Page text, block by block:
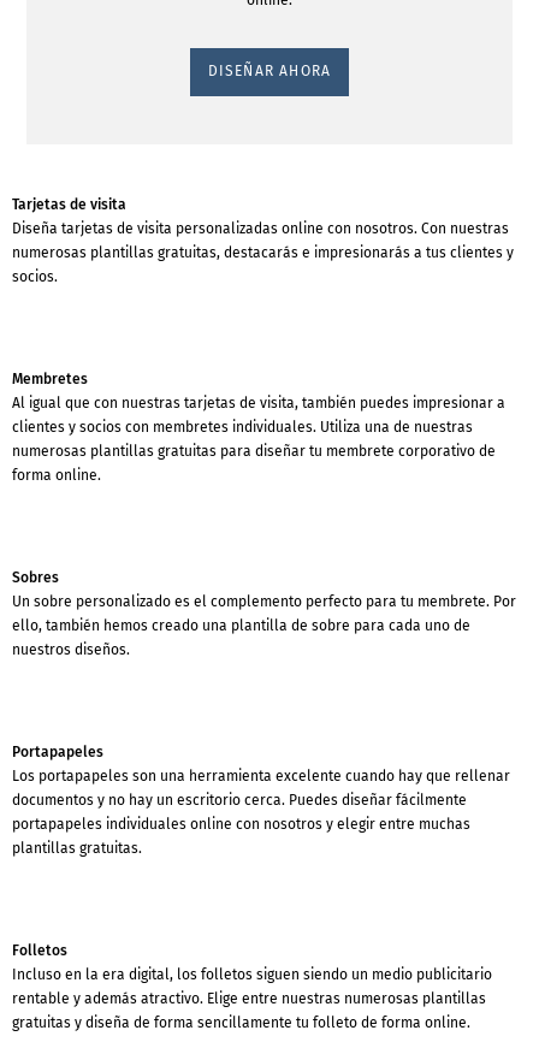
DISEÑAR AHORA
Tarjetas de visita
Diseña tarjetas de visita personalizadas online con nosotros. Con nuestras
numerosas plantillas gratuitas, destacarás e impresionarás a tus clientes y
socios.
Membretes
Al igual que con nuestras tarjetas de visita, también puedes impresionar a
clientes y socios con membretes individuales. Utiliza una de nuestras
numerosas plantillas gratuitas para diseñar tu membrete corporativo de
forma online.
Sobres
Un sobre personalizado es el complemento perfecto para tu membrete. Por
ello, también hemos creado una plantilla de sobre para cada uno de
nuestros diseños.
Portapapeles
Los portapapeles son una herramienta excelente cuando hay que rellenar
documentos y no hay un escritorio cerca. Puedes diseñar fácilmente
portapapeles individuales online con nosotros y elegir entre muchas
plantillas gratuitas.
Folletos
Incluso en la era digital, los folletos siguen siendo un medio publicitario
rentable y además atractivo. Elige entre nuestras numerosas plantillas
gratuitas y diseña de forma sencillamente tu folleto de forma online.